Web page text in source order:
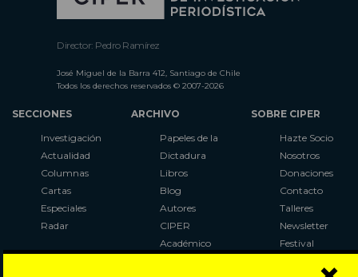
Director: Pedro Ramírez
José Miguel de la Barra 412, Santiago de Chile
Todos los derechos reservados © 2007-2026
SECCIONES
Investigación
Actualidad
Columnas
Cartas
Especiales
Radar
ARCHIVO
Papeles de la
Dictadura
Libros
Blog
Autores
CIPER
Académico
SOBRE CIPER
Hazte Socio
Nosotros
Donaciones
Contacto
Talleres
Newsletter
Festival